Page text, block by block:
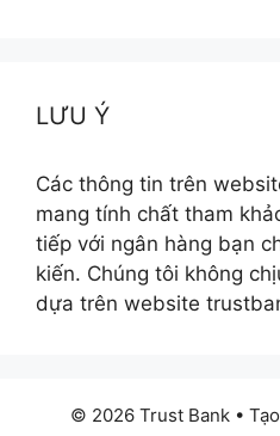
LƯU Ý
Các thông tin trên
mang tính chất tham
tiếp với ngân hàng bạn
kiến. Chúng tôi không
dựa trên website
© 2026 Trust Bank •